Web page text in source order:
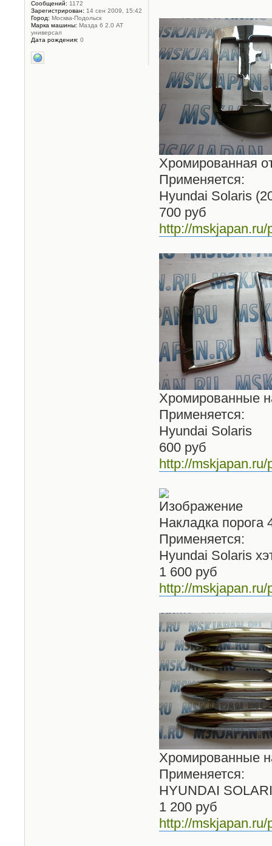
Хромированная
Применяется:
Hyundai Solaris
700 руб
http://
Хромированные
Применяется:
Hyundai Solaris
600 руб
http://
Накладка
Применяется:
Hyundai Solaris
1 600 руб
http://
Хромированные
Применяется:
HYUNDAI
1 200 руб
http://
Сообщений: 1172
Зарегистрирован: 14 сен 2009, 15:42
Город: Москва-Подольск
Марка машины: Мазда 6 2.0 АТ
универсал
Дата рождения: 0